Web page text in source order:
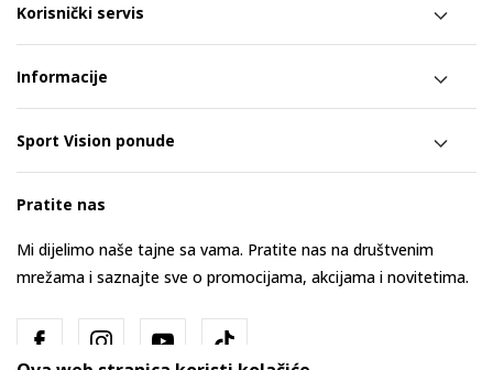
Korisnički servis
Informacije
Sport Vision ponude
Pratite nas
Mi dijelimo naše tajne sa vama. Pratite nas na društvenim
mrežama i saznajte sve o promocijama, akcijama i novitetima.